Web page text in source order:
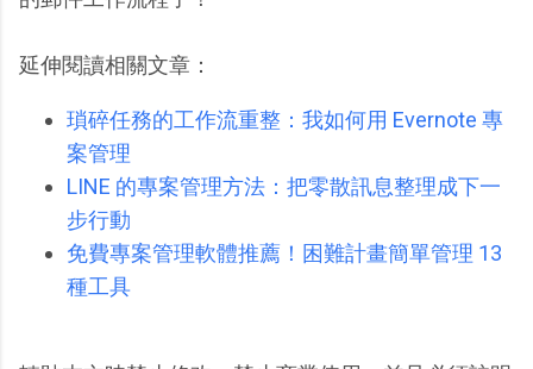
延伸閱讀相關文章：
瑣碎任務的工作流重整：我如何用 Evernote 專
案管理
LINE 的專案管理方法：把零散訊息整理成下一
步行動
免費專案管理軟體推薦！困難計畫簡單管理 13
種工具